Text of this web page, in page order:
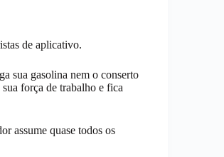
de aplicativo.
sua gasolina nem o conserto
força de trabalho e fica
assume quase todos os